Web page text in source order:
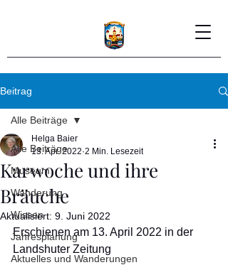
Beitrag
Alle Beiträge
Museum
Wanderung
Wissen
Jahresplanung
Aktuelles und Wanderungen
Alle Beiträge
Karwoche und ihre
Bräuche
Helga Baier
13. Apr. 2022 2 Min. Lesezeit
Aktualisiert: 9. Juni 2022
Erschienen am 13. April 2022 in der
Landshuter Zeitung